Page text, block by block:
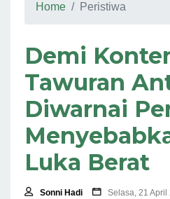
Home Peristiwa
Demi
Tawuran
Diwarnai
Luka Berat
Sonni Hadi Selasa, 21 April